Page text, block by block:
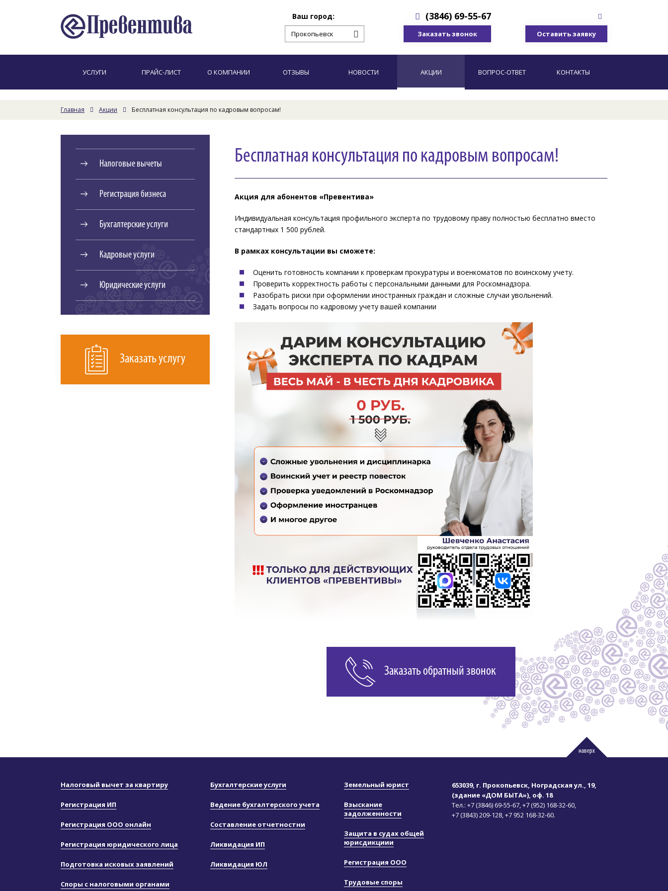
Ваш город: (3846) 69-55-67
Заказать звонок Оставить заявку
УСЛУГИ ПРАЙС-ЛИСТ О КОМПАНИИ ОТЗЫВЫ НОВОСТИ АКЦИИ ВОПРОС-ОТВЕТ КОНТАКТЫ
Главная Акции Бесплатная консультация по кадровым вопросам!
Налоговые вычеты
Регистрация бизнеса
Бухгалтерские услуги
Кадровые услуги
Юридические услуги
Заказать услугу
Бесплатная консультация по кадровым вопросам!
Акция для абонентов «Превентива»
Индивидуальная консультация профильного эксперта по трудовому праву полностью бесплатно вместо
стандартных 1 500 рублей.
В рамках консультации вы сможете:
Оценить готовность компании к проверкам прокуратуры и военкоматов по воинскому учету.
Проверить корректность работы с персональными данными для Роскомнадзора.
Разобрать риски при оформлении иностранных граждан и сложные случаи увольнений.
Задать вопросы по кадровому учету вашей компании
Заказать обратный звонок
наверх
Налоговый вычет за квартиру
Регистрация ИП
Регистрация ООО онлайн
Регистрация юридического лица
Подготовка исковых заявлений
Споры с налоговыми органами
Бухгалтерские услуги
Ведение бухгалтерского учета
Составление отчетностни
Ликвидация ИП
Ликвидация ЮЛ
Земельный юрист
Взыскание
задолженности
Защита в судах общей
юрисдикциии
Регистрация ООО
Трудовые споры
653039, г. Прокопьевск, Ноградская ул., 19,
(здание «ДОМ БЫТА»), оф. 18
Тел.: +7 (3846) 69-55-67,+7 (952) 168-32-60,
+7 (3843) 209-128,+7 952 168-32-60.